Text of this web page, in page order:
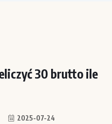
30 brutto ile
2025-07-24